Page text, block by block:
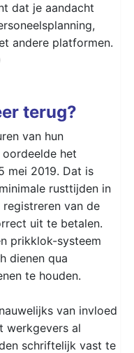
dat je aandacht
andere platformen.
terug?
van hun
het
mei 2019. Dat is
rusttijden in
van de
uit te betalen.
prikklok-systeem
dienen qua
te houden.
van invloed
werkgevers al
schriftelijk vast te